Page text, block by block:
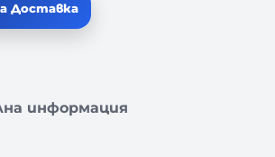
Доставка
информация